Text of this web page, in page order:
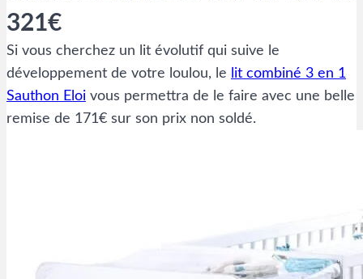
321€
Si vous cherchez un lit évolutif qui suive le
développement de votre loulou, le
lit combiné 3 en 1
Sauthon Eloi vous permettra de le faire avec une belle
remise de 171€ sur son prix non soldé.